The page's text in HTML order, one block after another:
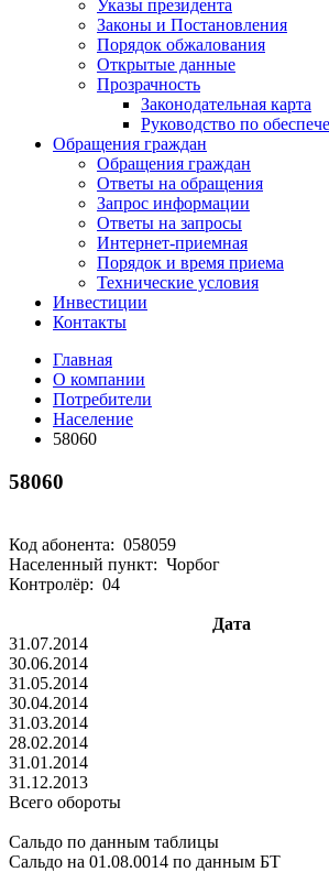
Указы президента
Законы и Постановления
Порядок обжалования
Открытые данные
Прозрачность
Законодательная карта
Руководство по
Обращения граждан
Обращения граждан
Ответы на обращения
Запрос информации
Ответы на запросы
Интернет-приемная
Порядок и время приема
Технические условия
Инвестиции
Контакты
Главная
О компании
Потребители
Население
58060
58060
Код абонента: 058059
Населенный пункт: Чорбог
Контролёр: 04
Дата
31.07.2014
30.06.2014
31.05.2014
30.04.2014
31.03.2014
28.02.2014
31.01.2014
31.12.2013
Всего обороты
Сальдо по данным таблицы
Сальдо на 01.08.0014 по данным БТ